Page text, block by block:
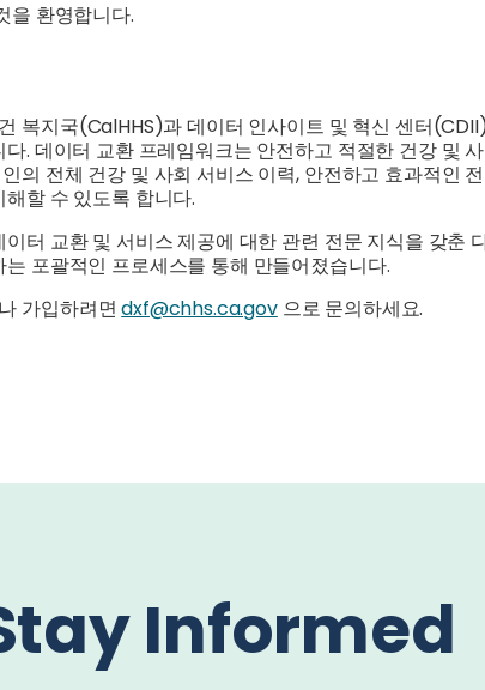
을 환영합니다.
복지국(CalHHS)과 데이터 인사이트 및 혁신 센터
. 데이터 교환 프레임워크는 안전하고 적절한 건강 및
의 전체 건강 및 사회 서비스 이력, 안전하고 효과적인
할 수 있도록 합니다.
터 교환 및 서비스 제공에 대한 관련 전문 지식을 갖춘
포괄적인 프로세스를 통해 만들어졌습니다.
가입하려면dxf@chhs.ca.gov으로 문의하세요.
Informed